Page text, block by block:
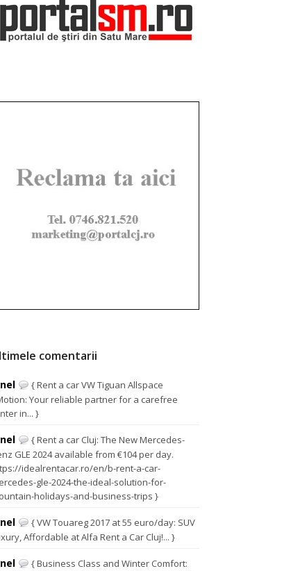
comentarii
{ Rent a car VW Tiguan Allspace
Your reliable partner for a carefree
in... }
{ Rent a car Cluj: The New Mercedes-
GLE 2024 available from €104 per day.
idealrentacar.ro/en/b-rent-a-car-
gle-2024-the-ideal-solution-for-
holidays-and-business-trips }
{ VW Touareg 2017 at 55 euro/day: SUV
Affordable at Alfa Rent a Car Cluj!... }
{ Business Class and Winter Comfort: